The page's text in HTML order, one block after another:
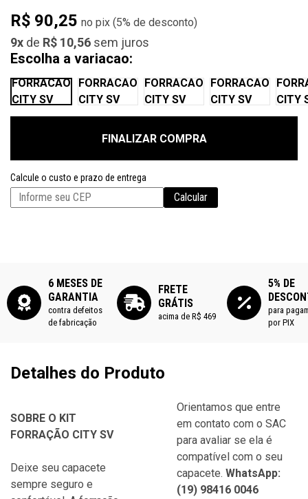
Escolha a variacao:
KIT
FORRACAO
CITY SV
54/XS
KIT
FORRACAO
CITY SV
56/S
FORRACAO
CITY SV
58/M
FORRACAO
CITY SV
60/L
CITY
62/XL
9x de R$ 10,56 sem juros
R$ 90,25 (5% de desconto)
FINALIZAR COMPRA
Calcule o custo e prazo de entrega
Calcular
6 MESES DE
GARANTIA
contra defeitos
de fabricação
FRETE
GRÁTIS
acima de R$ 469
5% DE
para
por PIX
Detalhes do Produto
SOBRE O KIT
FORRAÇÃO CITY SV
Deixe seu capacete
sempre seguro e
Orientamos que entre
em contato com o SAC
para avaliar se ela é
compatível com o seu
capacete. WhatsApp:
(19) 98416 0046